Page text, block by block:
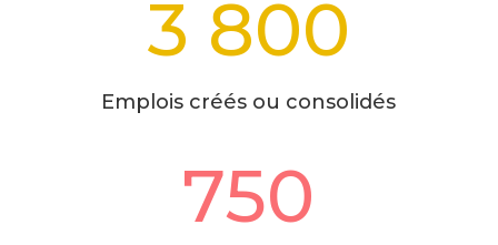
3 800
Emplois créés ou consolidés
750